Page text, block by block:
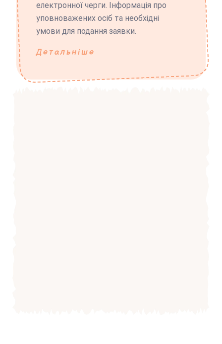
електронної черги. Інформація про
уповноважених осіб та необхідні
умови для подання заявки.
Детальніше